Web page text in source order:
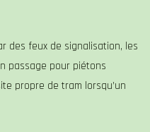
des feux de signalisation, les
passage pour piétons
propre de tram lorsqu’un